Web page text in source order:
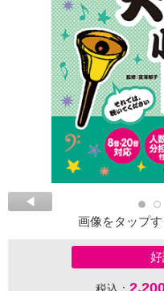
画像をタップす